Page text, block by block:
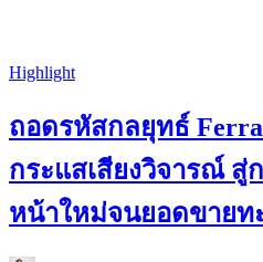
Highlight
ถอดรหัสกลยุทธ์
กระแสเสียงวิจารณ์ สู่
หน้าใหม่จนยอดขายท